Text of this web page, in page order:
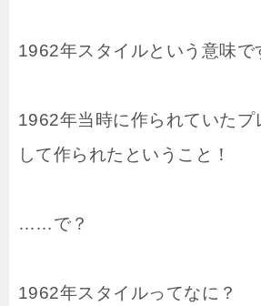
1962年スタイルという意味で
1962年当時に作られていたプ
して作られたということ！
……で？
1962年スタイルってなに？